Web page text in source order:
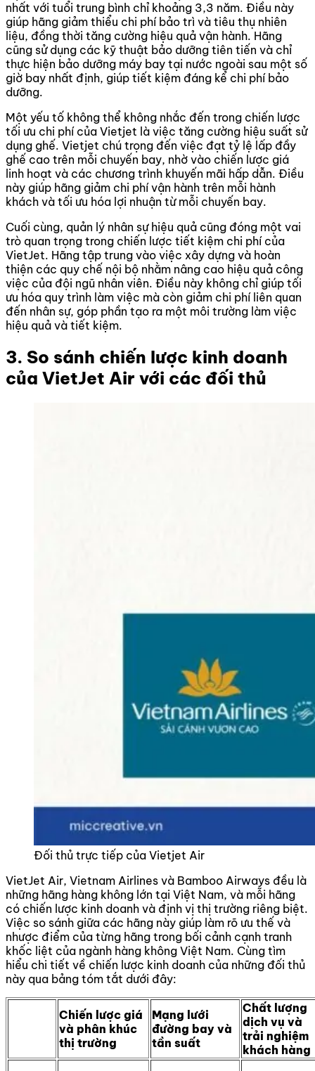
nhất với tuổi trung bình chỉ khoảng 3,3 năm. Điều này
giúp hãng giảm thiểu chi phí bảo trì và tiêu thụ nhiên
liệu, đồng thời tăng cường hiệu quả vận hành. Hãng
cũng sử dụng các kỹ thuật bảo dưỡng tiên tiến và chỉ
thực hiện bảo dưỡng máy bay tại nước ngoài sau một số
giờ bay nhất định, giúp tiết kiệm đáng kể chi phí bảo
dưỡng.
Một yếu tố không thể không nhắc đến trong chiến lược
tối ưu chi phí của Vietjet là việc tăng cường hiệu suất sử
dụng ghế. Vietjet chú trọng đến việc đạt tỷ lệ lấp đầy
ghế cao trên mỗi chuyến bay, nhờ vào chiến lược giá
linh hoạt và các chương trình khuyến mãi hấp dẫn. Điều
này giúp hãng giảm chi phí vận hành trên mỗi hành
khách và tối ưu hóa lợi nhuận từ mỗi chuyến bay.
Cuối cùng, quản lý nhân sự hiệu quả cũng đóng một vai
trò quan trọng trong chiến lược tiết kiệm chi phí của
VietJet. Hãng tập trung vào việc xây dựng và hoàn
thiện các quy chế nội bộ nhằm nâng cao hiệu quả công
việc của đội ngũ nhân viên. Điều này không chỉ giúp tối
ưu hóa quy trình làm việc mà còn giảm chi phí liên quan
đến nhân sự, góp phần tạo ra một môi trường làm việc
hiệu quả và tiết kiệm.
3. So sánh chiến lược kinh doanh
của VietJet Air với các đối thủ
Đối thủ trực tiếp của Vietjet Air
VietJet Air, Vietnam Airlines và Bamboo Airways đều là
những hãng hàng không lớn tại Việt Nam, và mỗi hãng
có chiến lược kinh doanh và định vị thị trường riêng biệt.
Việc so sánh giữa các hãng này giúp làm rõ ưu thế và
nhược điểm của từng hãng trong bối cảnh cạnh tranh
khốc liệt của ngành hàng không Việt Nam. Cùng tìm
hiểu chi tiết về chiến lược kinh doanh của những đối thủ
này qua bảng tóm tắt dưới đây:
Chiến lược giá
và phân khúc
thị trường
Mạng lưới
đường bay và
tần suất
Chất lượng
dịch vụ và
trải nghiệm
khách hàng